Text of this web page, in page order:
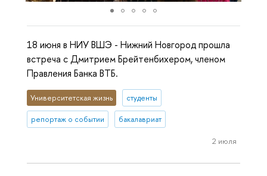
18 июня в НИУ ВШЭ - Нижний Новгород прошла
встреча с Дмитрием Брейтенбихером, членом
Правления Банка ВТБ.
Университетская жизнь студенты
репортаж о событии бакалавриат
2 июля